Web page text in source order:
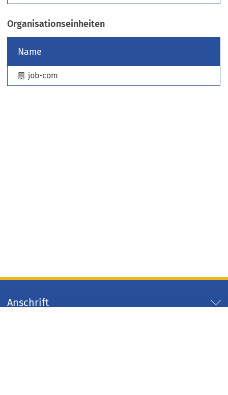
a
)
Organisationseinheiten
Name
job-com
Anschrift